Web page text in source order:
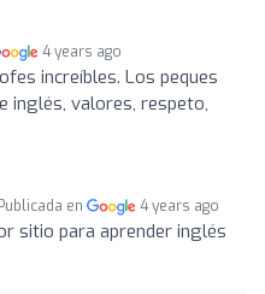
4 years ago
increíbles. Los peques
inglés, valores, respeto,
Publicada en 4 years ago
sitio para aprender inglés